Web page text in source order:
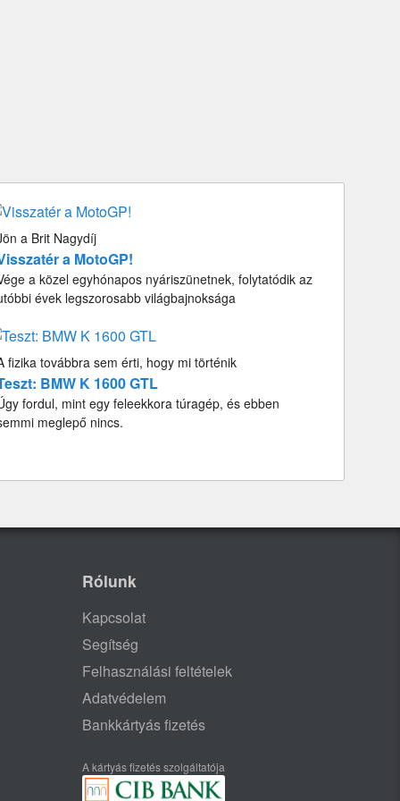
a Brit Nagydíj
a MotoGP!
a közel egyhónapos nyáriszünetnek, folytatódik az
évek legszorosabb világbajnoksága
fizika továbbra sem érti, hogy mi történik
BMW K 1600 GTL
fordul, mint egy feleekkora túragép, és ebben
meglepő nincs.
Rólunk
Kapcsolat
Segítség
Felhasználási feltételek
Adatvédelem
Bankkártyás fizetés
A kártyás fizetés szolgáltatója